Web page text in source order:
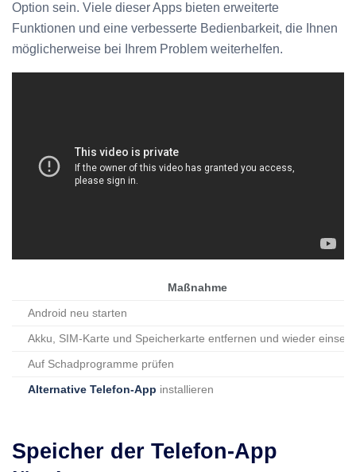
Option sein. Viele dieser Apps bieten erweiterte
Funktionen und eine verbesserte Bedienbarkeit, die Ihnen
möglicherweise bei Ihrem Problem weiterhelfen.
Maßnahme
Android neu starten
Akku, SIM-Karte und Speicherkarte entfernen und wieder
Auf Schadprogramme prüfen
Alternative Telefon-App installieren
Speicher der Telefon-App